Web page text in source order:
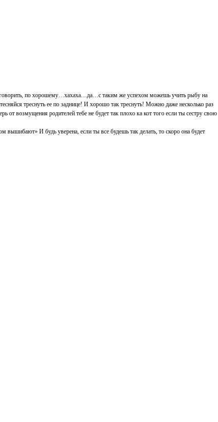
по хорошему…хахаха…да…с таким же успехом можешь учить рыбу на
треснуть ее по заднице! И хорошо так треснуть! Можно даже несколько раз
от возмущения родителей тебе не будет так плохо ка кот того если ты сестру свою
вышибают» И будь уверена, если ты все будешь так делать, то скоро она будет